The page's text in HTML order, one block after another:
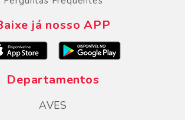
já nosso APP
Departamentos
AVES